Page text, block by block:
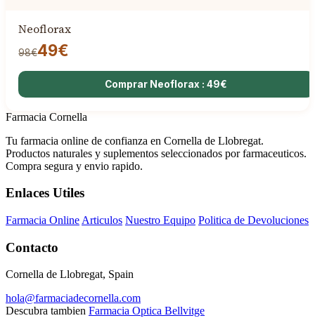
Neoflorax
98€49€
Comprar Neoflorax : 49€
Farmacia Cornella
Tu farmacia online de confianza en Cornella de Llobregat.
Productos naturales y suplementos seleccionados por farmaceuticos.
Compra segura y envio rapido.
Enlaces Utiles
Farmacia Online Articulos Nuestro Equipo Politica de Devoluciones
Contacto
Cornella de Llobregat, Spain
hola@farmaciadecornella.com
Descubra tambien Farmacia Optica Bellvitge